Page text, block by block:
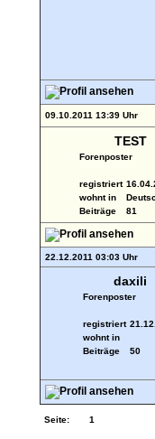
09.10.2011 13:39 Uhr
TEST
Forenposter
registriert
wohnt in
Beiträge
81
22.12.2011 03:03 Uhr
daxili
Forenposter
registriert
wohnt in
Beiträge
50
Seite: 1